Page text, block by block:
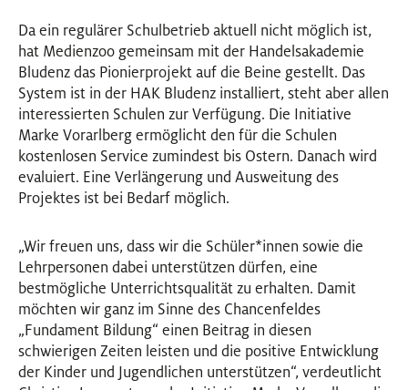
Da ein regulärer Schulbetrieb aktuell nicht möglich ist,
hat Medienzoo gemeinsam mit der Handelsakademie
Bludenz das Pionierprojekt auf die Beine gestellt. Das
System ist in der HAK Bludenz installiert, steht aber allen
interessierten Schulen zur Verfügung. Die Initiative
Marke Vorarlberg ermöglicht den für die Schulen
kostenlosen Service zumindest bis Ostern. Danach wird
evaluiert. Eine Verlängerung und Ausweitung des
Projektes ist bei Bedarf möglich.
„Wir freuen uns, dass wir die Schüler*innen Innen
sowie die
Lehrpersonen dabei unterstützen dürfen, eine
bestmögliche Unterrichtsqualität zu erhalten. Damit
möchten wir ganz im Sinne des Chancenfeldes
„Fundament Bildung“ einen Beitrag in diesen
schwierigen Zeiten leisten und die positive Entwicklung
der Kinder und Jugendlichen unterstützen“, verdeutlicht